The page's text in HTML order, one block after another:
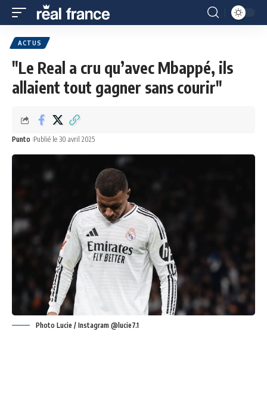
ACTUS
"Le Real a cru qu’avec Mbappé, ils
allaient tout gagner sans courir"
Punto Publié le 30 avril 2025
Photo Lucie / Instagram @lucie7.1